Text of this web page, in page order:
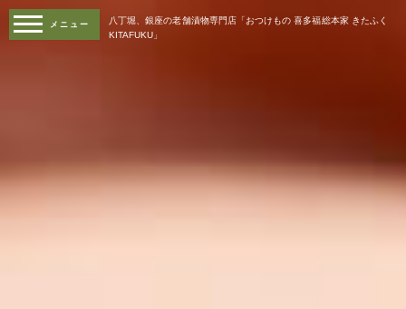
八丁堀、銀座の老舗漬物専門店「おつけもの 喜多福総本家 きたふく
KITAFUKU」